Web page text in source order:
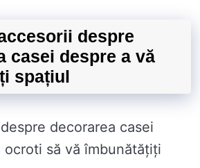
despre
casei despre a vă
spațiul
decorarea casei
să vă îmbunătățiți